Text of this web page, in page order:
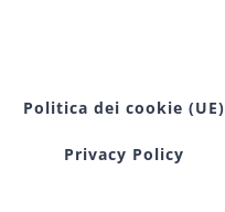
Politica dei cookie (UE)
Privacy Policy